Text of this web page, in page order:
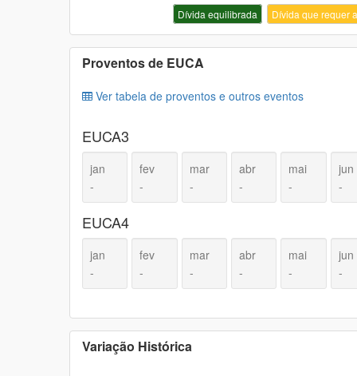
Dívida equilibrada Dívida que requer
Proventos de EUCA
Ver tabela de proventos e outros eventos
EUCA3
jan
-
fev
-
mar
-
abr
-
mai
-
jun
-
EUCA4
jan
-
fev
-
mar
-
abr
-
mai
-
jun
-
Variação Histórica